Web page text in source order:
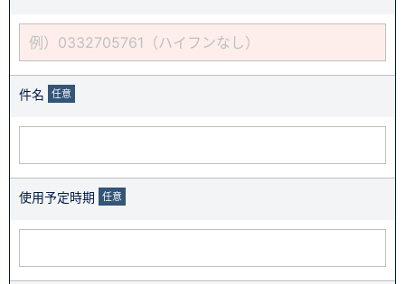
件名 任意
使用予定時期 任意